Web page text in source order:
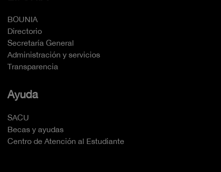
BOUNIA
Directorio
Secretaría General
Administración y servicios
Transparencia
Ayuda
SACU
Becas y ayudas
Centro de Atención al Estudiante